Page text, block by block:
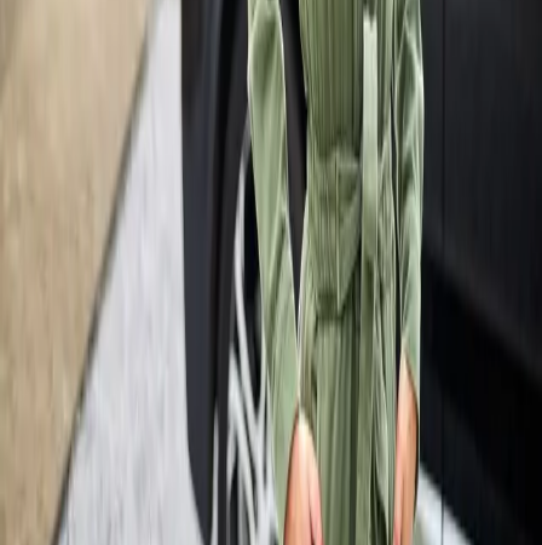
Recharger à domicile Carte de recharge Recharger à l’étranger
Plus d'information
Centre de connaissances Press releases Travailler chez
À propos de nous
À propos de nous Informations & conseils
© Eneco eMobility
Conditions de vente
Déclaration de confidentialité
Cookies